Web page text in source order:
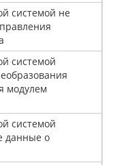
системой не
системой
модулем
системой
данные о